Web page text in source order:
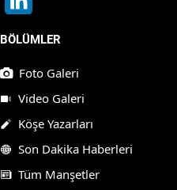
BÖLÜMLER
Foto Galeri
Video Galeri
Köşe Yazarları
Son Dakika Haberleri
Tüm Manşetler